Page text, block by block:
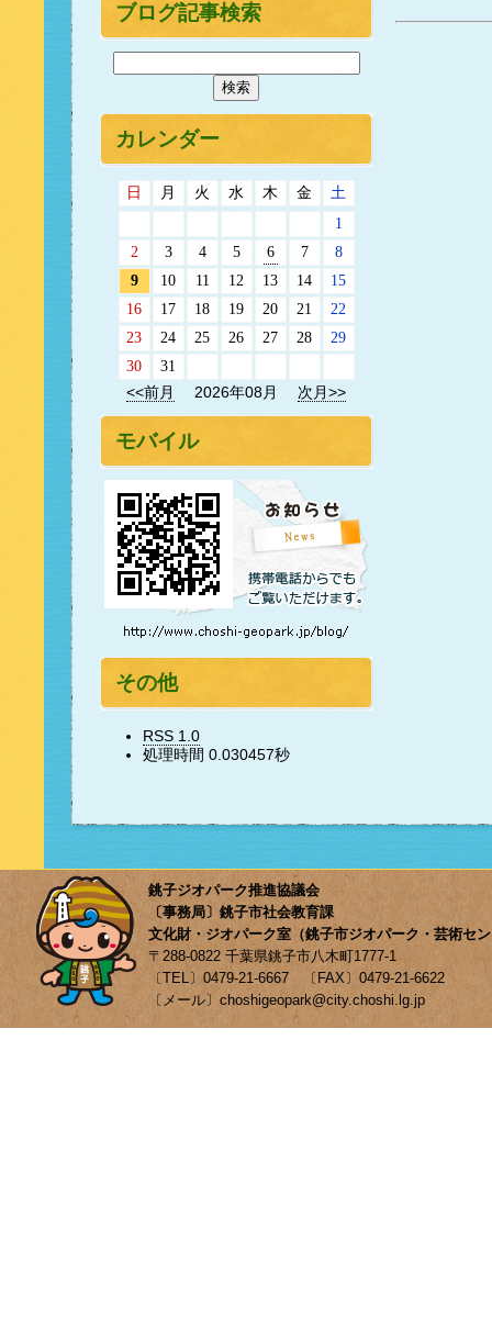
ブログ記事検索
カレンダー
日 月 火 水 木 金
土
1
2
3 4 5 6 7
8
9
10 11 12 13 14
15
16
17 18 19 20 21
22
23
24 25 26 27 28
29
30
31
<<前月
2026年08月 次月>>
モバイル
その他
RSS 1.0
処理時間 0.030457秒
銚子ジオパーク推進協議会
〔事務局〕銚子市社会教育課
文化財・ジオパーク室（銚子市ジオパーク・芸術セ
〒288-0822 千葉県銚子市八木町1777-1
〔TEL〕0479-21-6667 〔FAX〕0479-21-6622
〔メール〕choshigeopark@city.choshi.lg.jp